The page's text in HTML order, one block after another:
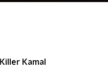
Killer Kamal